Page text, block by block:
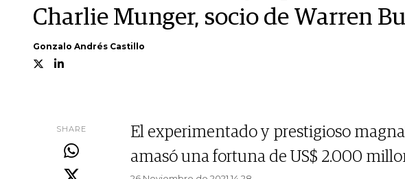
Charlie Munger, socio de Warren
Gonzalo Andrés Castillo
SHARE
El experimentado y prestigioso
amasó una fortuna de US$ 2.000